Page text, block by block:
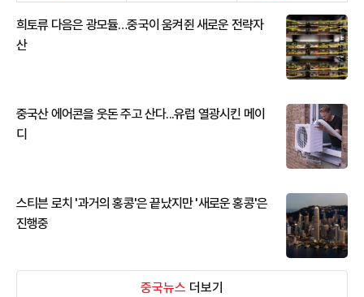
희토류 다음은 광모듈…중국이 움켜쥔 새로운 전략자
산
중국산 에어콘을 웃돈 주고 산다...유럽 열광시킨 메이
디
스티븐 로치 '과거의 홍콩'은 끝났지만 '새로운 홍콩'은
진행중
중국뉴스 더보기